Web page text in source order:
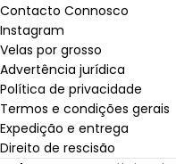
Contacto Connosco
Instagram
Velas por grosso
Advertência jurídica
Política de privacidade
Termos e condições gerais
Expedição e entrega
Direito de rescisão